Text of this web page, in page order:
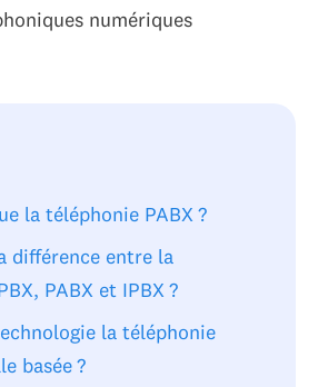
numériques
la téléphonie PABX ?
différence entre la
PABX et IPBX ?
la téléphonie
basée ?